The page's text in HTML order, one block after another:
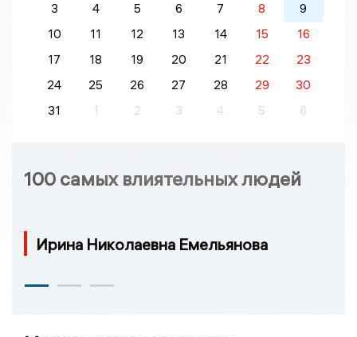
3
4 5 6 7 8
9
10
11 12 13 14 15
16
17
18 19 20 21 22
23
24
25 26 27 28 29
30
31
1 2 3 4 5 6
100 самых влиятельных людей
Ирина Николаевна Емельянова